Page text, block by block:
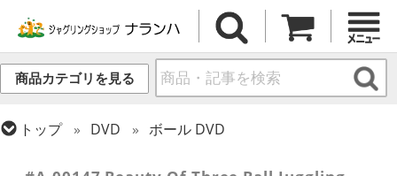
商品カテゴリを見る
トップ DVD
ボール DVD